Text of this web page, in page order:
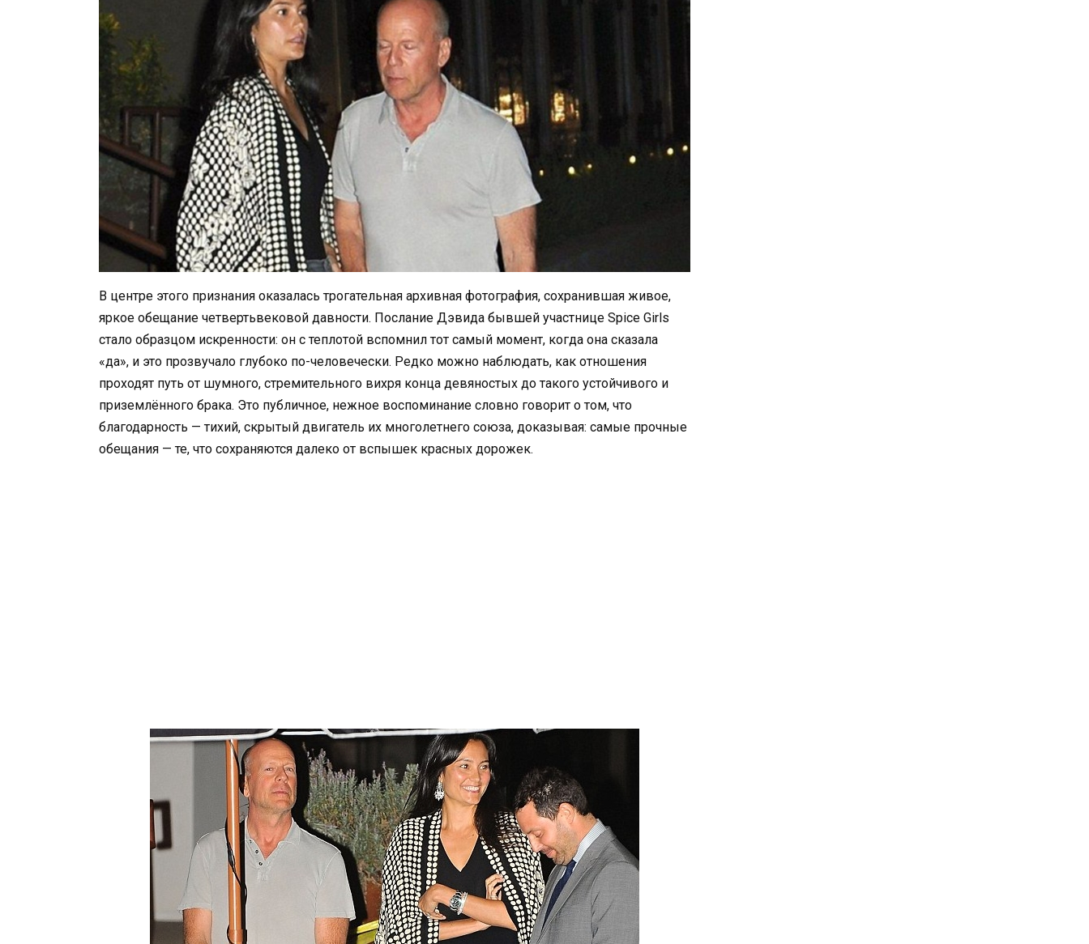
В центре этого признания оказалась трогательная архивная фотография, сохранившая живое,
яркое обещание четвертьвековой давности. Послание Дэвида бывшей участнице Spice Girls
стало образцом искренности: он с теплотой вспомнил тот самый момент, когда она сказала
«да», и это прозвучало глубоко по-человечески. Редко можно наблюдать, как отношения
проходят путь от шумного, стремительного вихря конца девяностых до такого устойчивого и
приземлённого брака. Это публичное, нежное воспоминание словно говорит о том, что
благодарность — тихий, скрытый двигатель их многолетнего союза, доказывая: самые прочные
обещания — те, что сохраняются далеко от вспышек красных дорожек.